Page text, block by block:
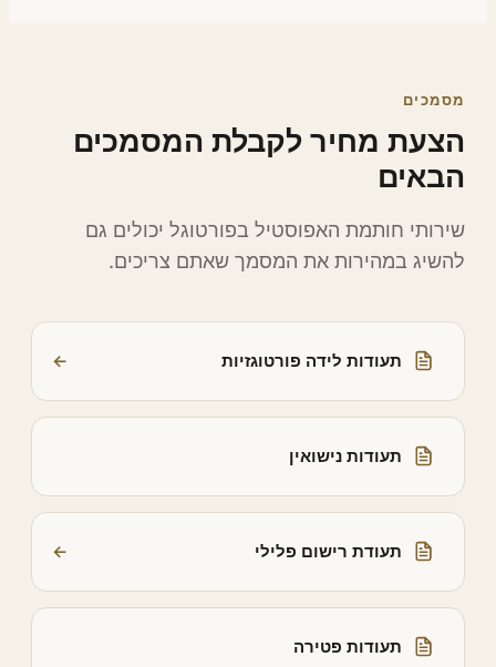
מחיר לקבלת המסמכים
חותמת האפוסטיל בפורטוגל יכולים גם
במהירות את המסמך שאתם צריכים.
תעודות לידה פורטוגזיות
תעודות נישואין
תעודת רישום פלילי
תעודות פטירה